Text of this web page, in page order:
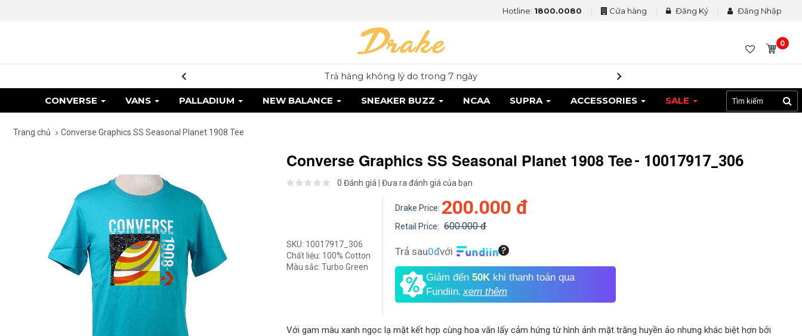
Hotline: 1800.0080 Cửa hàng Đăng Ký Đăng Nhập
0
Trả hàng không lý do trong 7 ngày
CONVERSE VANS PALLADIUM NEW BALANCE SNEAKER BUZZ NCAA SUPRA ACCESSORIES SALE
Trang chủ Converse Graphics SS Seasonal Planet 1908 Tee
Converse Graphics SS Seasonal Planet 1908 Tee- 10017917_306
0 Đánh giá |Đưa ra đánh giá của bạn
SKU: 10017917_306
Chất liệu: 100% Cotton
Màu sắc:Turbo Green
Drake Price: 200.000 đ
Retail Price: 600.000 đ
Trả sau0đvới
Giảm đến 50K khi thanh toán qua
Fundiin. xem thêm
Với gam màu xanh ngọc lạ mặt kết hợp cùng hoa văn lấy cảm hứng từ hình ảnh mặt trăng huyền ảo nhưng khác biệt hơn bởi